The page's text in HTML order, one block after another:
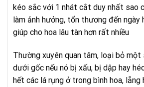
kéo sắc với 1 nhát cắt duy nhất sao
làm ảnh hưởng, tổn thương đến ngày
giúp cho hoa lâu tàn hơn rất nhiều
Thường xuyên quan tâm, loại bỏ một
dưới gốc nếu nó bị xấu, bị dập hay
hết các lá rụng ở trong bình hoa,